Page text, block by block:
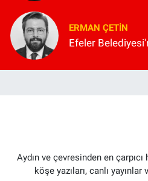
ERMAN ÇETIN
Efeler
Aydın ve çevresinden en
köşe yazıları, canlı